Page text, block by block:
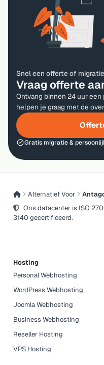
Snel een offerte of
Vraag offerte
Ontvang binnen 24 uur
helpen je graag met de
Gratis migratie &
Alternatief Voor
Ons datacenter is ISO
3140 gecertificeerd.
Hosting
Personal Webhosting
WordPress Webhosting
Joomla Webhosting
Business Webhosting
Reseller Hosting
VPS Hosting